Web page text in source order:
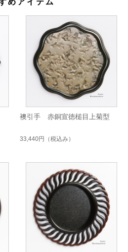
めアイテム
襖引手 赤銅宣徳槌目上菊型
33,440円 （税込み）